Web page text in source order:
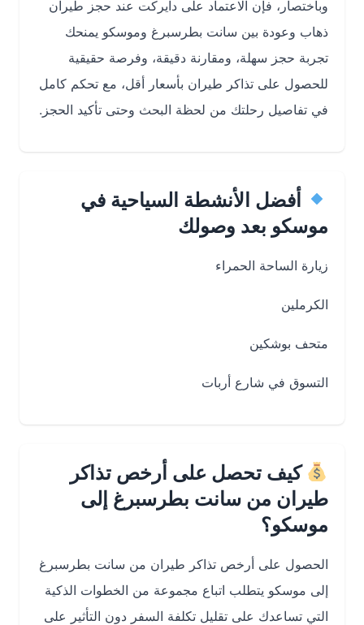
وباختصار، فإن الاعتماد على دايركت عند حجز طيران
ذهاب وعودة بين سانت بطرسبرغ وموسكو يمنحك
تجربة حجز سهلة، ومقارنة دقيقة، وفرصة حقيقية
للحصول على تذاكر طيران بأسعار أقل، مع تحكم كامل
في تفاصيل رحلتك من لحظة البحث وحتى تأكيد الحجز.
أفضل الأنشطة السياحية في
موسكو بعد وصولك
زيارة الساحة الحمراء
الكرملين
متحف بوشكين
التسوق في شارع أربات
كيف تحصل على أرخص تذاكر
طيران من سانت بطرسبرغ إلى
موسكو؟
الحصول على أرخص تذاكر طيران من سانت بطرسبرغ
إلى موسكو يتطلب اتباع مجموعة من الخطوات الذكية
التي تساعدك على تقليل تكلفة السفر دون التأثير على